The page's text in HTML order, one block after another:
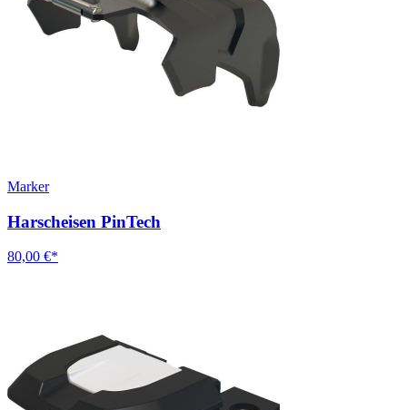
Marker
Harscheisen PinTech
80,00 €*